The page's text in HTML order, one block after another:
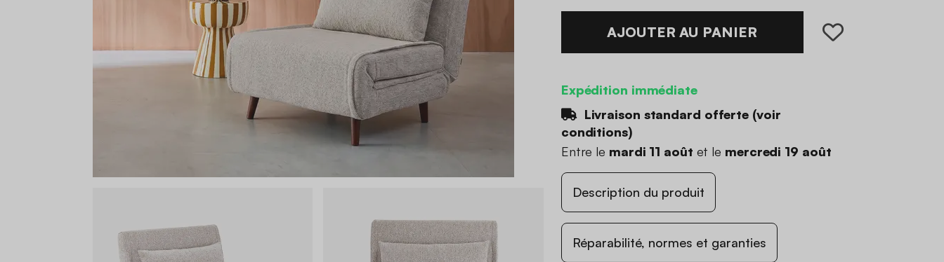
AJOUTER AU PANIER
Expédition immédiate
Livraison standard offerte (voir
conditions)
Entre le mardi 11 août et le mercredi 19 août
Description du produit
Réparabilité, normes et garanties